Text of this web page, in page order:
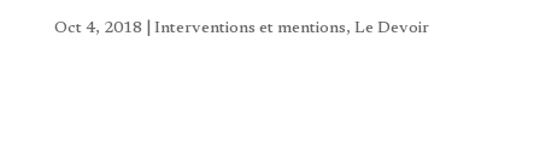
Oct 4, 2018 Interventions et mentions, Le Devoir